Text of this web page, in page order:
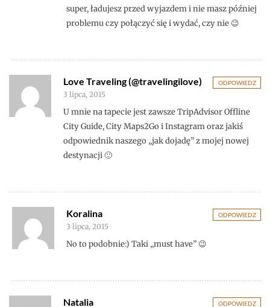
super, ładujesz przed wyjazdem i nie masz później
problemu czy połączyć się i wydać, czy nie 😉
ODPOWIEDZ
Love Traveling (@travelingilove)
3 lipca, 2015
U mnie na tapecie jest zawsze TripAdvisor Offline
City Guide, City Maps2Go i Instagram oraz jakiś
odpowiednik naszego „jak dojadę” z mojej nowej
destynacji 🙂
ODPOWIEDZ
Koralina
3 lipca, 2015
No to podobnie:) Taki „must have” 😉
ODPOWIEDZ
Natalia